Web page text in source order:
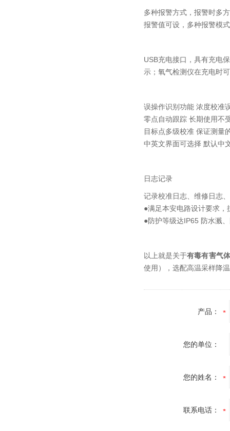
多种报警方式，报警时多
报警值可设，多种报警模
USB充电接口，具有充电
示；氧气检测仪在充电时
误操作识别功能 浓度校准
零点自动跟踪 长期使用不
目标点多级校准 保证测量
中英文界面可选择 默认中
日志记录
记录校准日志、维修日志
●满足本安电路设计要求
●防护等级达IP65 防水溅
以上就是关于有毒有害气
使用），选配高温采样降
产品：
您的单位：
您的姓名：
联系电话：